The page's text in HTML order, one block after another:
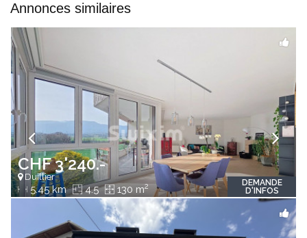
Annonces similaires
CHF 3'240.-
Duillier
5.45 km 4.5 130 m2
DEMANDE
D'INFOS